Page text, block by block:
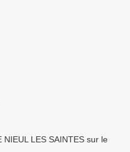
NIEUL LES SAINTES sur le